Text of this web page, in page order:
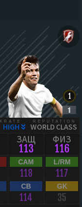
HIGH
REPUTATION
WORLD CLASS
ЗАЩ
113
ФИЗ
116
CAM
118
L/RM
117
CB
114
GK
35